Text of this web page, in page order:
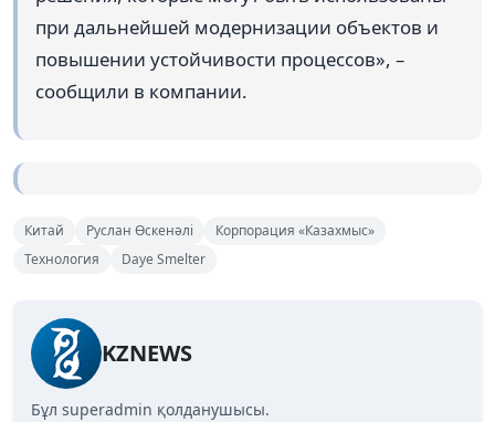
при дальнейшей модернизации объектов и
повышении устойчивости процессов», –
сообщили в компании.
Китай Руслан Өскенәлі
Корпорация «Казахмыс»
Технология
Daye Smelter
KZNEWS
Бұл superadmin қолданушысы.